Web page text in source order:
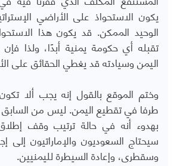
يكون الاستحواذ على الأراضي
الوحيد الممكن. قد يكون هذا
تقبله أي حكومة يمنية أبدًا، ولذا
اليمن وسيادته قد يغطي الحقائق على
وختم الموقع بالقول إنه يجب ألا تكون
طرفا في تقطيع اليمن. ليس من السابق
بهدوء أنه في حالة ترتيب وقف
سيحتاج السعوديون والإماراتيون إلى
وسقطرى، وإعادة السيطرة لليمنيين.